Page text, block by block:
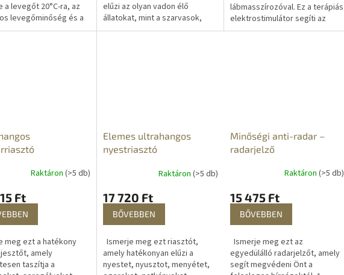
a levegőt 20°C-ra, az
levegőminőség és a
kültéri klíma
elűzi az olyan vadon élő
állatokat, mint a szarvasok,
vaddisznók, rókák, nyestek,
lábmasszírozóval. Ez a terápiás
elektrostimulátor segíti az
izomregenerációt, enyhíti a
Raktáron (>5 db)
Ft
meg ezt a hatékony
amely
taszítja a
Elemes ultrahangos
nyestriasztó
Raktáron (>5 db)
17 720 Ft
BŐVEBBEN
Ismerje meg ezt riasztót,
amely hatékonyan elűzi a
nyestet, nyusztot, menyétet,
Minőségi anti-radar –
radarjelző
Raktáron(>5 db)
15 475 Ft
BŐVEBBEN
Ismerje meg ezt az
egyedülálló radarjelzőt, amely
segít megvédeni Önt a